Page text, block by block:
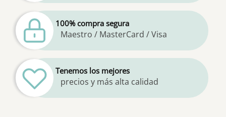
página
100% compra segura
Maestro / MasterCard / Visa
Tenemos los mejores
precios y más alta calidad